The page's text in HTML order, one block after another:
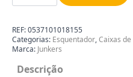
de
para
Esquentador
Junkers
8738710119
REF:0537101018155
Categorias: Esquentador,Caixas de
Marca: Junkers
Descrição